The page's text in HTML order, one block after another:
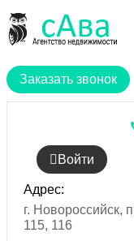
основному
Заказать звонок
Войти
Адрес:
г. Новороссийск,
115, 116